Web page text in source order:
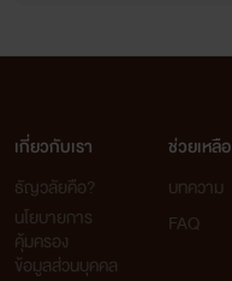
เกี่ยวกับเรา
ธัญวลัยคือ?
นโยบายการ
คุ้มครอง
ข้อมูลส่วนบุคคล
ช่วยเหลือ
บทความ
FAQ